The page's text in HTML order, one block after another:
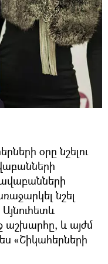
օրը նշելու
նշել
աշխարհը, և այժմ
«Շիկահերների